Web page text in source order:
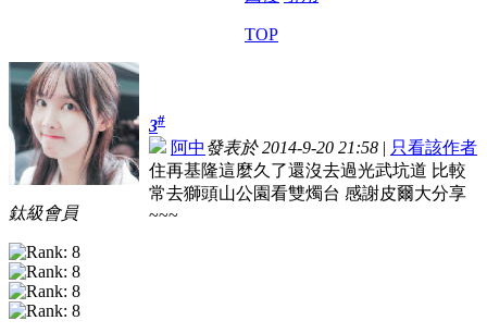
TOP
鈦級會員
3#
阿中 發表於 2014-9-20 21:58 | 只看該作者
住再基隆這麼久了還沒去過光武坑道 比較
常去獅頭山公園看雙燭台 感謝皮爾大分享
~~~